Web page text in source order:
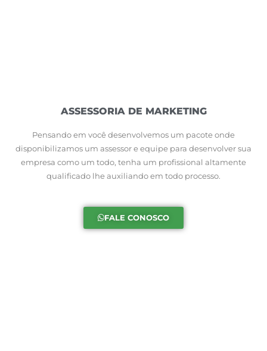
ASSESSORIA DE MARKETING
Pensando em você desenvolvemos um pacote onde
disponibilizamos um assessor e equipe para desenvolver sua
empresa como um todo, tenha um profissional altamente
qualificado lhe auxiliando em todo processo.
FALE CONOSCO